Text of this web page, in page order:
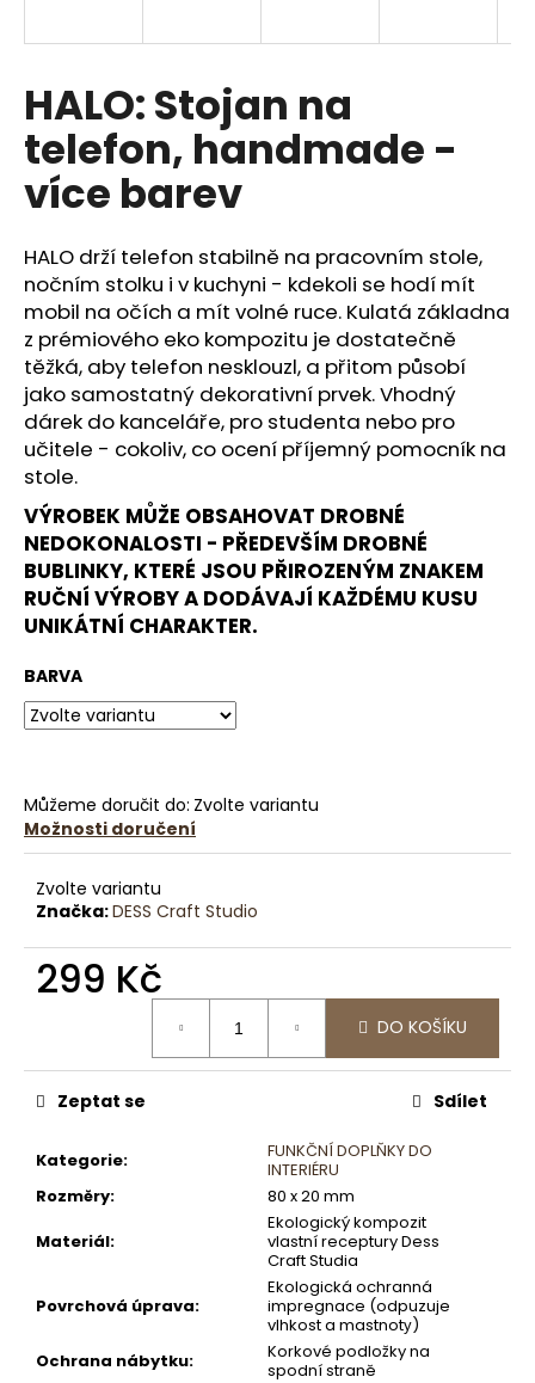
HALO: Stojan na
telefon, handmade -
více barev
HALO drží telefon stabilně na pracovním stole,
nočním stolku i v kuchyni - kdekoli se hodí mít
mobil na očích a mít volné ruce. Kulatá základna
z prémiového eko kompozitu je dostatečně
těžká, aby telefon nesklouzl, a přitom působí
jako samostatný dekorativní prvek. Vhodný
dárek do kanceláře, pro studenta nebo pro
učitele - cokoliv, co ocení příjemný pomocník na
stole.
VÝROBEK MŮŽE OBSAHOVAT DROBNÉ
NEDOKONALOSTI - PŘEDEVŠÍM DROBNÉ
BUBLINKY, KTERÉ JSOU PŘIROZENÝM ZNAKEM
RUČNÍ VÝROBY A DODÁVAJÍ KAŽDÉMU KUSU
UNIKÁTNÍ CHARAKTER.
BARVA
Můžeme doručit do: Zvolte variantu
Možnosti doručení
Zvolte variantu
Značka:DESS Craft Studio
299 Kč
DO KOŠÍKU
Kategorie:
FUNKČNÍ DOPLŇKY DO
INTERIÉRU
Rozměry:
80 x 20 mm
Materiál:
Ekologický kompozit
vlastní receptury Dess
Craft Studia
Povrchová úprava:
Ekologická ochranná
impregnace (odpuzuje
vlhkost a mastnotу)
Ochrana nábytku:
Korkové podložky na
spodní straně
Zeptat se Sdílet
í
t
?
HLEDAT
D
o
p
o
r
u
č
u
j
e
m
e
|
PRAŽSKÁ
ZAHRADA
190
G
759